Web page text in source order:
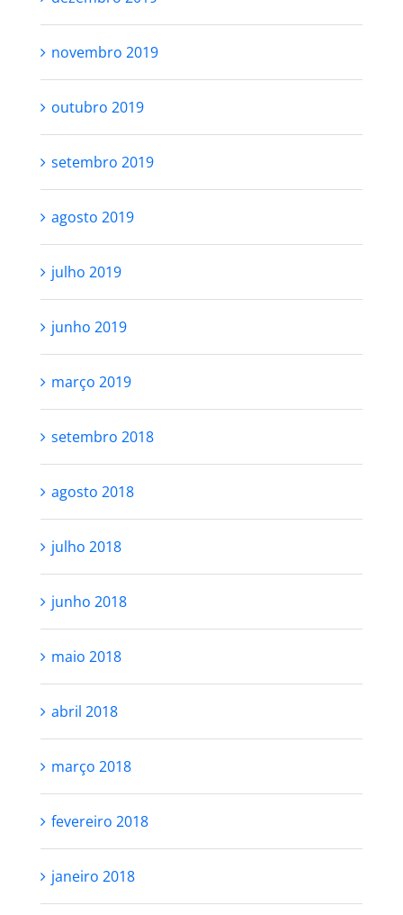
novembro 2019
outubro 2019
setembro 2019
agosto 2019
julho 2019
junho 2019
março 2019
setembro 2018
agosto 2018
julho 2018
junho 2018
maio 2018
abril 2018
março 2018
fevereiro 2018
janeiro 2018